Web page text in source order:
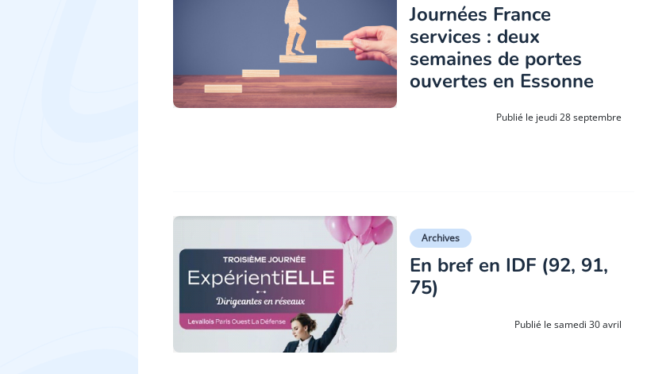
Journées France
services : deux
semaines de portes
ouvertes en Essonne
Publié le jeudi 28 septembre
Archives
En bref en IDF (92, 91,
75)
Publié le samedi 30 avril